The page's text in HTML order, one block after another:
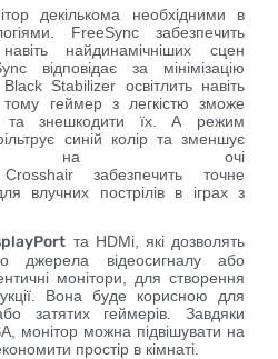
декількома необхідними в
FreeSync забезпечить
найдинамічніших сцен
відповідає за мінімізацію
Black Stabilizer освітлить навіть
тому геймер з легкістю зможе
та знешкодити їх. А режим
синій колір та зменшує
на очі
Crosshairзабезпечить точне
влучних пострілів в іграх з
та HDMi, які дозволять
джерела відеосигналу або
монітори, для створення
Вона буде корисною для
затятих геймерів. Завдяки
монітор можна підвішувати на
простір в кімнаті.